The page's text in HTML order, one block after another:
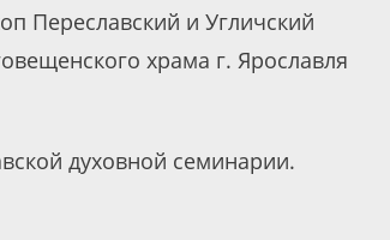
Переславский и Угличский
храма г. Ярославля
духовной семинарии.